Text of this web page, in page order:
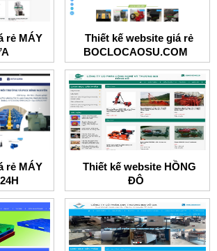
rẻ MÁY
Thiết kế website giá rẻ
BOCLOCAOSU.COM
rẻ MÁY
Thiết kế website HỒNG
ĐÔ